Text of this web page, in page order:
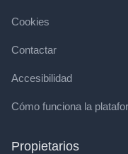
Cookies
Contactar
Accesibilidad
Cómo funciona la
Propietarios